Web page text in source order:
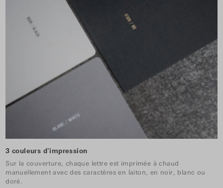
3 couleurs d'impression
Sur la couverture, chaque lettre est imprimée à chaud
manuellement avec des caractères en laiton, en noir, blanc ou
doré.